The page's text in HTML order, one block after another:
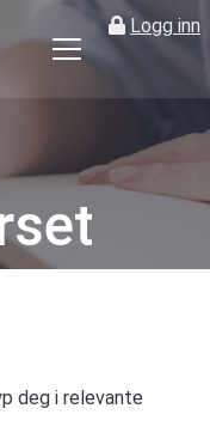
Logg inn
deg i relevante